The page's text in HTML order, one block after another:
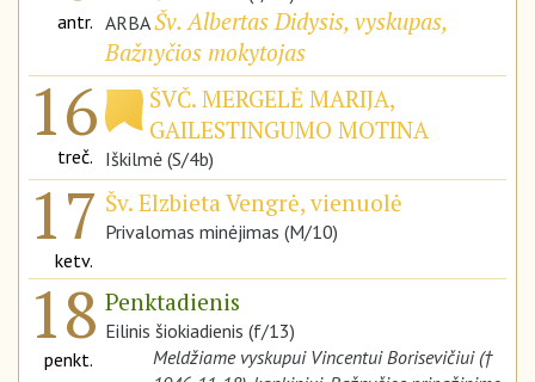
antr. ARBAŠv. Albertas Didysis, vyskupas,
Bažnyčios mokytojas
16
treč.
ŠVČ. MERGELĖ MARIJA,
GAILESTINGUMO MOTINA
Iškilmė (S/4b)
17
ketv.
Šv. Elzbieta Vengrė, vienuolė
Privalomas minėjimas (M/10)
18
penkt.
Penktadienis
Eilinis šiokiadienis (f/13)
Meldžiame vyskupui Vincentui Borisevičiui (†